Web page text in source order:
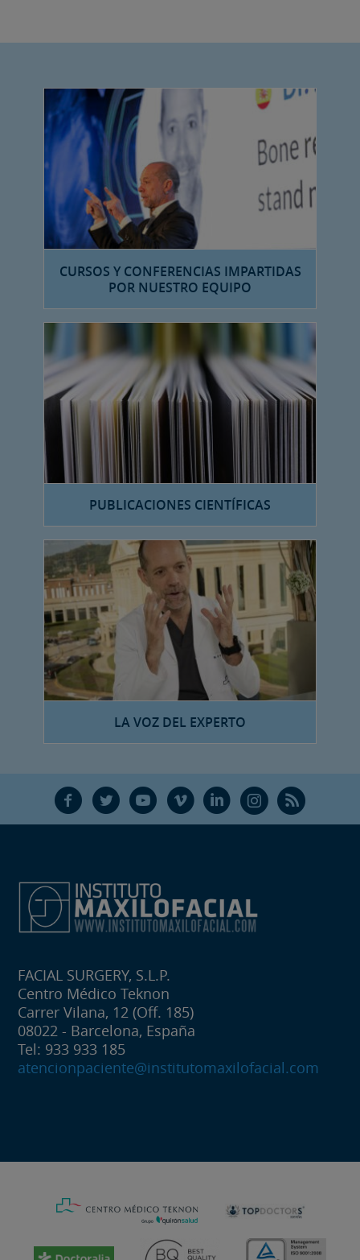
CURSOS Y CONFERENCIAS IMPARTIDAS
POR NUESTRO EQUIPO
PUBLICACIONES CIENTÍFICAS
LA VOZ DEL EXPERTO
F T Y V L Ñ R
FACIAL SURGERY, S.L.P.
Centro Médico Teknon
Carrer Vilana, 12 (Off. 185)
08022 - Barcelona, España
Tel: 933 933 185
atencionpaciente@institutomaxilofacial.com